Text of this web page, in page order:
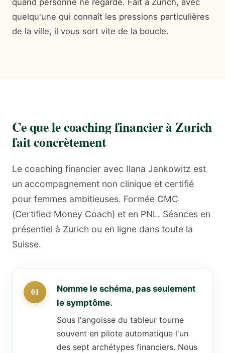
quelqu'une qui connaît les pressions particulières
de la ville, il vous sort vite de la boucle.
Ce que le coaching financier à Zurich
fait concrètement
Le coaching financier avec Ilana Jankowitz est
un accompagnement non clinique et certifié
pour femmes ambitieuses. Formée CMC
(Certified Money Coach) et en PNL. Séances en
présentiel à Zurich ou en ligne dans toute la
Suisse.
Nomme le schéma, pas seulement
le symptôme.
Sous l'angoisse du tableur tourne
souvent en pilote automatique l'un
des sept archétypes financiers. Nous